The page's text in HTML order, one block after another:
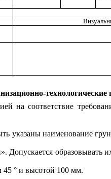
технологические
на соответствие
указаны наименование
45 ° и высотой 100 мм.